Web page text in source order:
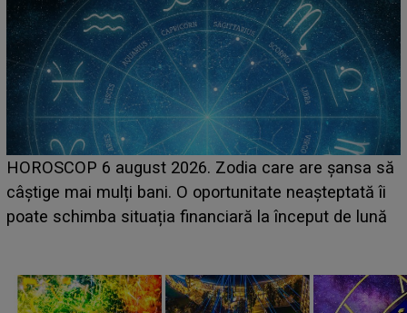
să
îi
LINE-UP UNTOLD ONE, ziua 2. La ce oră urcă pe
scena principală a festivalului Zara Larsson?
suedeză a ajuns deja în România și s-a filmat din